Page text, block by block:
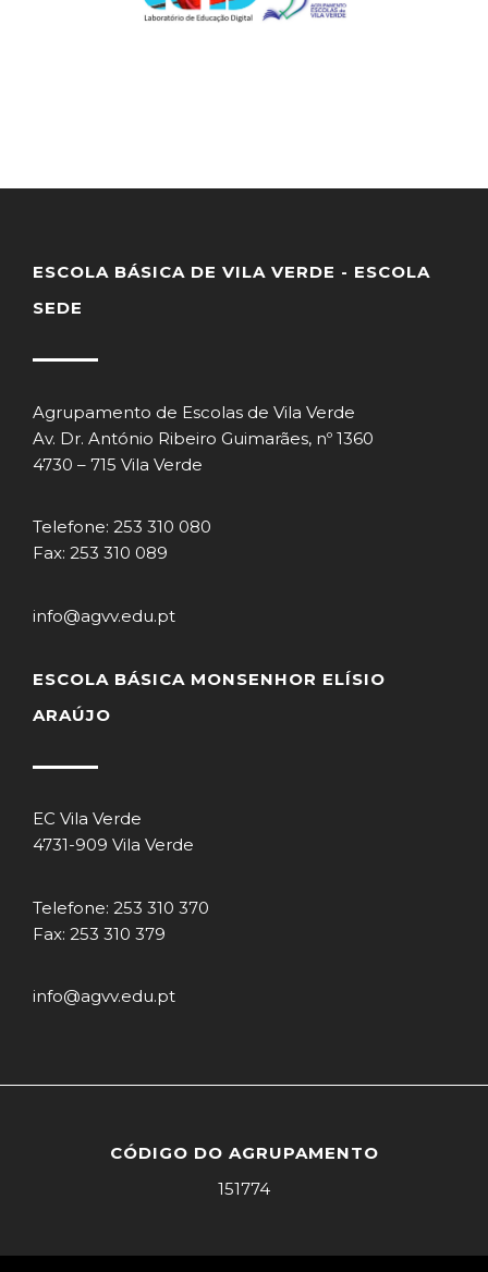
ESCOLA BÁSICA DE VILA VERDE - ESCOLA
SEDE
Agrupamento de Escolas de Vila Verde
Av. Dr. António Ribeiro Guimarães, nº 1360
4730 – 715 Vila Verde
Telefone: 253 310 080
Fax: 253 310 089
info@agvv.edu.pt
ESCOLA BÁSICA MONSENHOR ELÍSIO
ARAÚJO
EC Vila Verde
4731-909 Vila Verde
Telefone: 253 310 370
Fax: 253 310 379
info@agvv.edu.pt
CÓDIGO DO AGRUPAMENTO
151774